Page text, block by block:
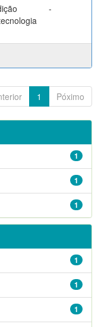
-
1 Póximo
1
1
1
1
1
1